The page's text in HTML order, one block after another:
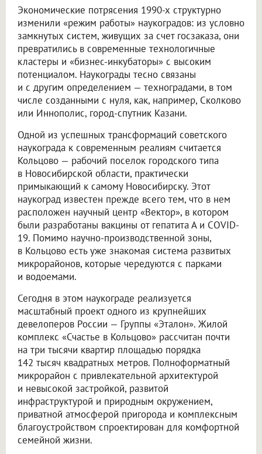
Экономические потрясения 1990-х структурно
изменили «режим работы» наукоградов: из условно
замкнутых систем, живущих за счет госзаказа, они
превратились в современные технологичные
кластеры и «бизнес-инкубаторы» с высоким
потенциалом. Наукограды тесно связаны
и с другим определением — техноградами, в том
числе созданными с нуля, как, например, Сколково
или Иннополис, город-спутник Казани.
Одной из успешных трансформаций советского
наукограда к современным реалиям считается
Кольцово — рабочий поселок городского типа
в Новосибирской области, практически
примыкающий к самому Новосибирску. Этот
наукоград известен прежде всего тем, что в нем
расположен научный центр «Вектор», в котором
были разработаны вакцины от гепатита А и COVID-
19. Помимо научно-производственной зоны,
в Кольцово есть уже знакомая система развитых
микрорайонов, которые чередуются с парками
и водоемами.
Сегодня в этом наукограде реализуется
масштабный проект одного из крупнейших
девелоперов России — Группы «Эталон». Жилой
комплекс «Счастье в Кольцово» рассчитан почти
на три тысячи квартир площадью порядка
142 тысяч квадратных метров. Полноформатный
микрорайон с привлекательной архитектурой
и невысокой застройкой, развитой
инфраструктурой и природным окружением,
приватной атмосферой пригорода и комплексным
благоустройством спроектирован для комфортной
семейной жизни.